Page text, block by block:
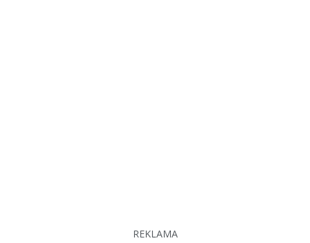
REKLAMA